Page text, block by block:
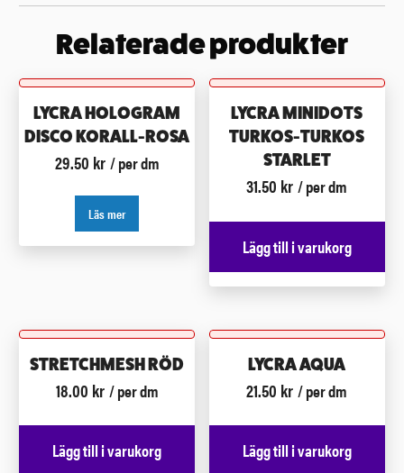
Relaterade produkter
LYCRA HOLOGRAM
DISCO KORALL-ROSA
29.50 kr / per dm
Läs mer
LYCRA MINIDOTS
TURKOS-TURKOS
STARLET
31.50 kr / per dm
Lägg till i varukorg
STRETCHMESH RÖD
18.00 kr / per dm
Lägg till i varukorg
LYCRA AQUA
21.50 kr / per dm
Lägg till i varukorg